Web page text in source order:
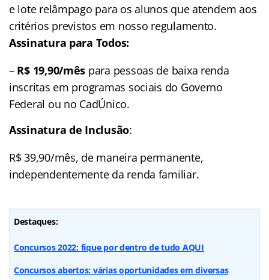
e lote relâmpago para os alunos que atendem aos
critérios previstos em nosso regulamento.
Assinatura para Todos:
–R$ 19,90/mês para pessoas de baixa renda
inscritas em programas sociais do Governo
Federal ou no CadÚnico.
Assinatura de Inclusão:
R$ 39,90/mês, de maneira permanente,
independentemente da renda familiar.
Destaques:
Concursos 2022: fique por dentro de tudo AQUI
Concursos abertos: várias oportunidades em diversas